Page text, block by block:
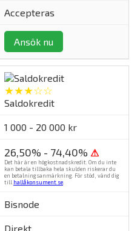
Accepteras
Ansök nu
★★★☆☆
Saldokredit
1 000 - 20 000 kr
26,50% - 74,40% ⚠
Det här är en högkostnadskredit. Om du inte
kan betala tillbaka hela skulden riskerar du
en betalningsanmärkning. För stöd, vänd dig
till hallåkonsument.se
Bisnode
Direkt